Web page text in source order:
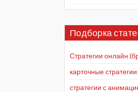
Подборка
Стратегии онлайн
карточные
стратегии с